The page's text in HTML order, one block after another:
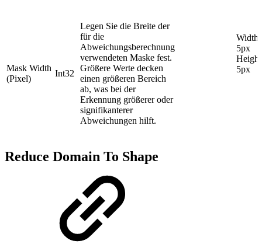
Mask Width
(Pixel)
Int32
Legen Sie die Breite der
für die
Abweichungsberechnung
verwendeten Maske fest.
Größere Werte decken
einen größeren Bereich
ab, was bei der
Erkennung größerer oder
signifikanterer
Abweichungen hilft.
Width:
5px
5px
Reduce Domain To Shape